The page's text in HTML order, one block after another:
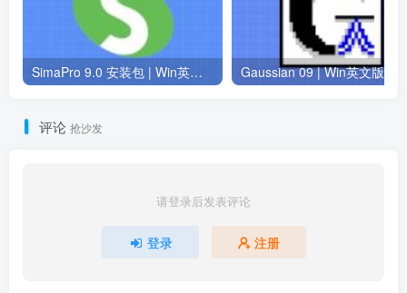
SimaPro 9.0 安装包 | Win英文版 | 生命周期评估软件 | 安装教程
评论 抢沙发
请登录后发表评论
登录 注册